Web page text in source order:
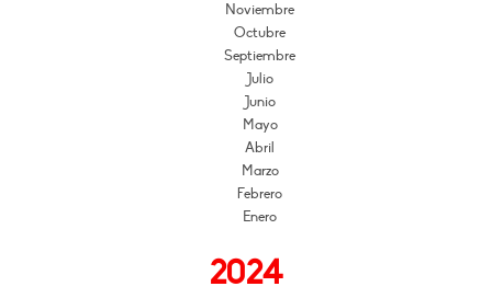
Noviembre
Octubre
Septiembre
Julio
Junio
Mayo
Abril
Marzo
Febrero
Enero
2024